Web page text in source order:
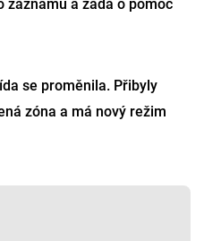
záznamu a žádá o pomoc
se proměnila. Přibyly
zóna a má nový režim